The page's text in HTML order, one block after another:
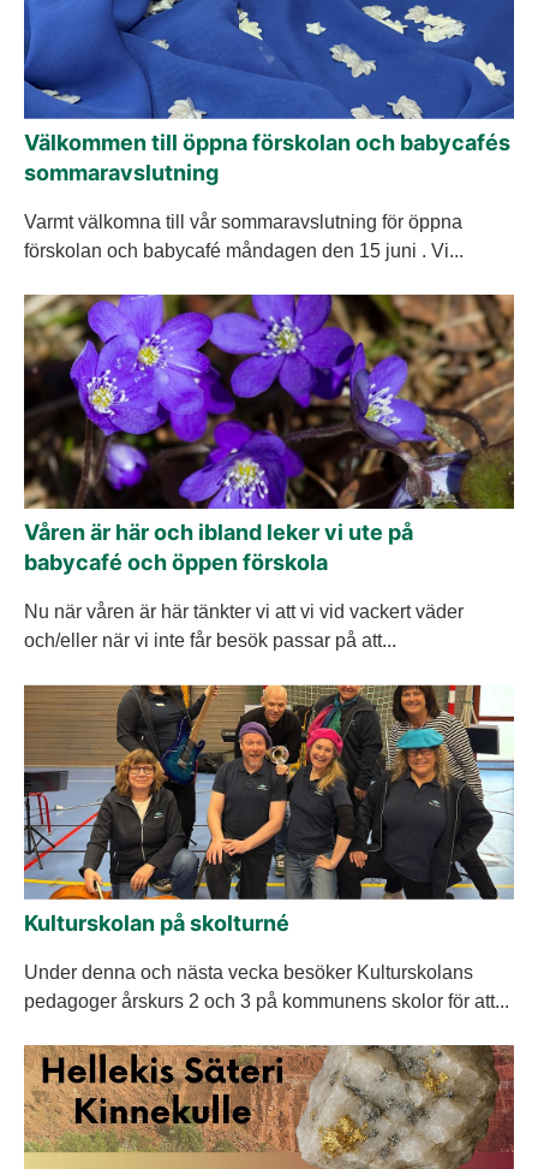
Välkommen till öppna förskolan och babycafés
sommaravslutning
Varmt välkomna till vår sommaravslutning för öppna
förskolan och babycafé måndagen den 15 juni . Vi...
Våren är här och ibland leker vi ute på
babycafé och öppen förskola
Nu när våren är här tänkter vi att vi vid vackert väder
och/eller när vi inte får besök passar på att...
Kulturskolan på skolturné
Under denna och nästa vecka besöker Kulturskolans
pedagoger årskurs 2 och 3 på kommunens skolor för att...